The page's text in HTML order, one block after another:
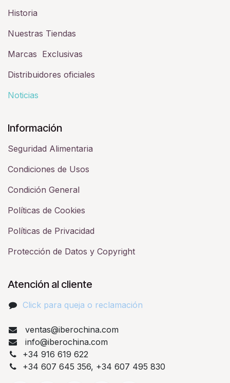
Historia​
Nuestras Tiendas
Marcas Exclusivas
Distribuidores oficiales
Noticias
Información
Seguridad Alimentaria
Condiciones de Usos
Condición General
Políticas de Cookies
Políticas de Privacidad
Protección de Datos y Copyright
Atención al cliente
Click para queja o reclamación​
ventas@iberochina.com
info@iberochina.com
+34 916 619 622
+34 607 645 356, +34 607 495 830